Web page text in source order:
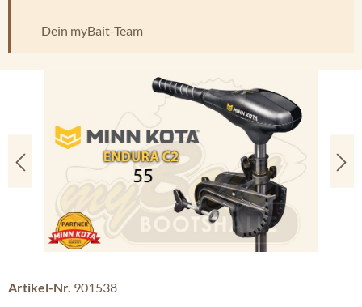
Dein myBait-Team
Bildergalerie überspringen
Artikel-Nr. 901538